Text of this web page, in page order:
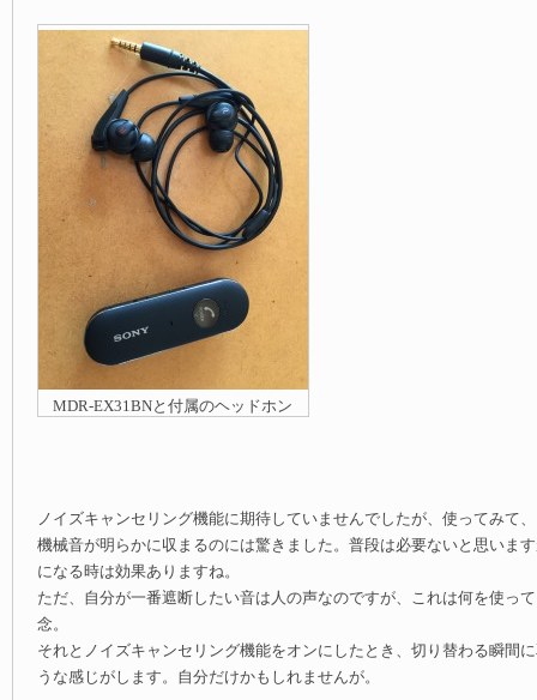
MDR-EX31BNと付属のヘッドホン
ノイズキャンセリング機能に期待していませんでしたが、使ってみて
機械音が明らかに収まるのには驚きました。普段は必要ないと思いま
になる時は効果ありますね。
ただ、自分が一番遮断したい音は人の声なのですが、これは何を使っ
念。
それとノイズキャンセリング機能をオンにしたとき、切り替わる瞬間
うな感じがします。自分だけかもしれませんが。